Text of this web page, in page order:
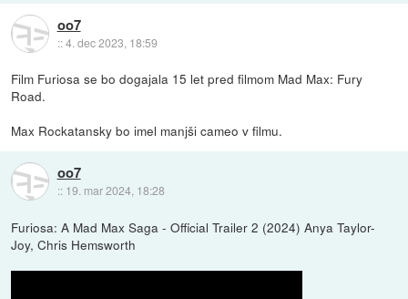
oo7
::4. dec 2023, 18:59
Film Furiosa se bo dogajala 15 let pred filmom Mad Max: Fury
Road.
Max Rockatansky bo imel manjši cameo v filmu.
oo7
:: 19. mar 2024, 18:28
Furiosa: A Mad Max Saga - Official Trailer 2 (2024) Anya Taylor-
Joy, Chris Hemsworth